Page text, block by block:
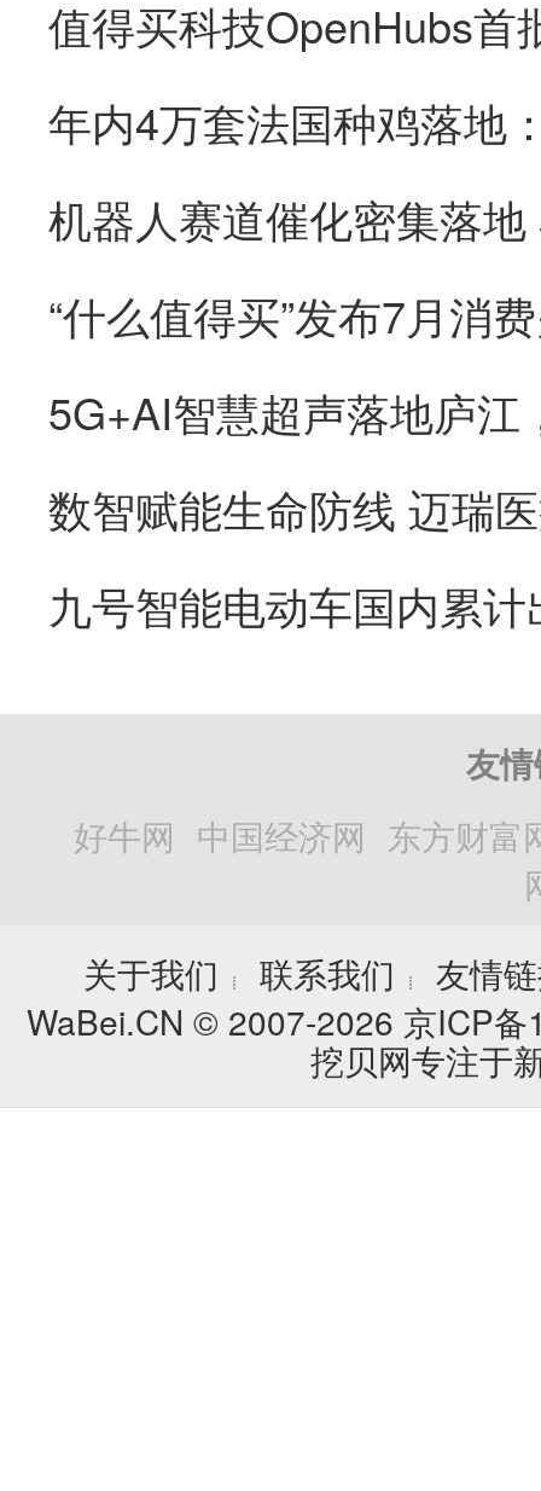
“什么值得买”发布7月消
友
好牛网 中国经济网 东方财富
关于我们
┊ 联系我们 ┊
友情
WaBei.CN © 2007-2026 京ICP
挖贝网专注于